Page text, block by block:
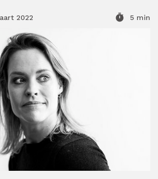
2022 timer 5 min